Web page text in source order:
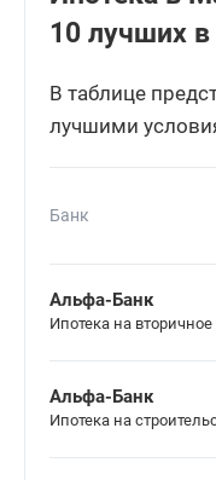
10 лучших в
В таблице
лучшими
Банк
Альфа-Банк
Ипотека на
Альфа-Банк
Ипотека на